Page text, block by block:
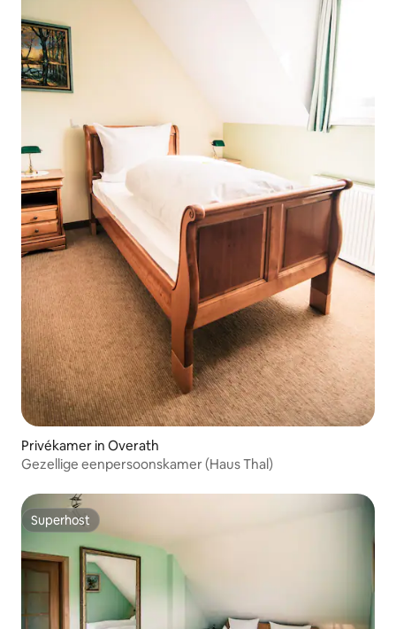
Privékamer in Overath
Gezellige eenpersoonskamer (Haus Thal)
Superhost
Superhost